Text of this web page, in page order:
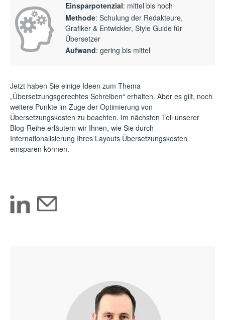
Einsparpotenzial: mittel bis hoch
Methode: Schulung der Redakteure,
Grafiker & Entwickler, Style Guide für
Übersetzer
Aufwand: gering bis mittel
Jetzt haben Sie einige Ideen zum Thema
„Übersetzungsgerechtes Schreiben“ erhalten. Aber es gilt, noch
weitere Punkte im Zuge der Optimierung von
Übersetzungskosten zu beachten. Im nächsten Teil unserer
Blog-Reihe erläutern wir Ihnen, wie Sie durch
Internationalisierung Ihres Layouts Übersetzungskosten
einsparen können.